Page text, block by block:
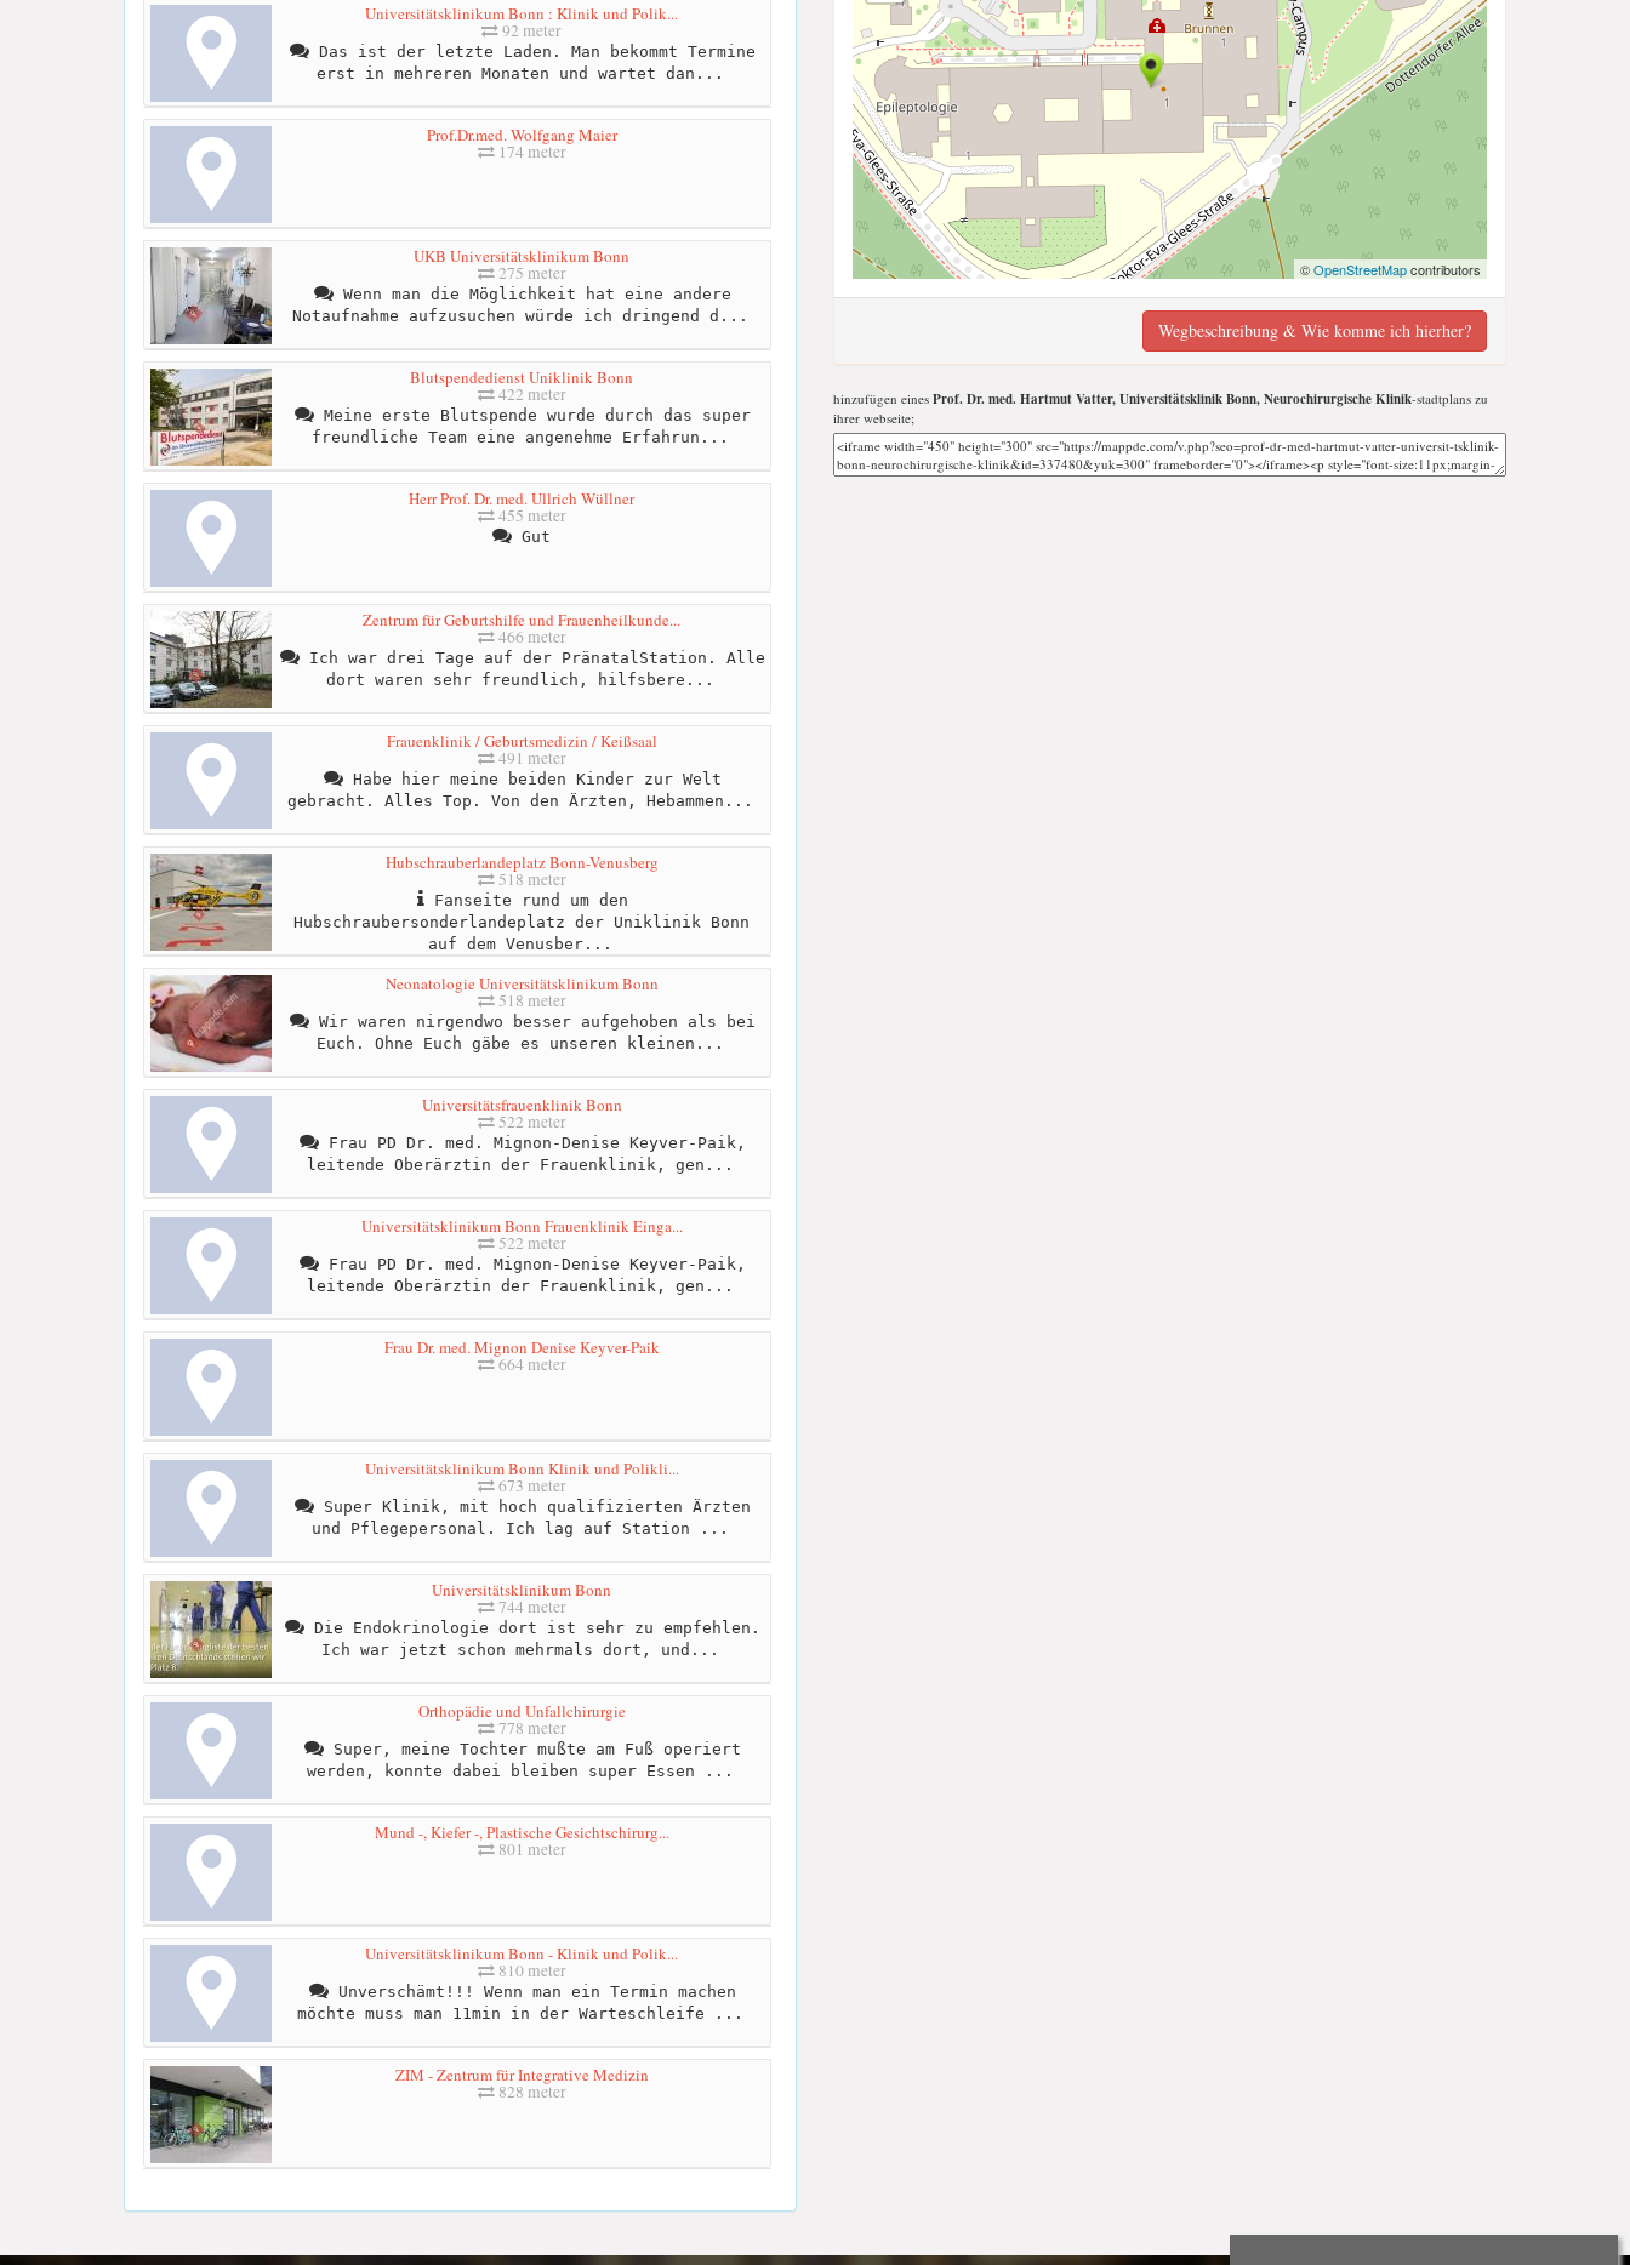
Universitätsklinikum Bonn : Klinik und Polik...
92 meter
Das ist der letzte Laden. Man bekommt Termine
erst in mehreren Monaten und wartet dan...
Prof.Dr.med. Wolfgang Maier
174 meter
UKB Universitätsklinikum Bonn
275 meter
Wenn man die Möglichkeit hat eine andere
Notaufnahme aufzusuchen würde ich dringend d...
Blutspendedienst Uniklinik Bonn
422 meter
Meine erste Blutspende wurde durch das super
freundliche Team eine angenehme Erfahrun...
Herr Prof. Dr. med. Ullrich Wüllner
455 meter
Gut
Zentrum für Geburtshilfe und Frauenheilkunde...
466 meter
Ich war drei Tage auf der PränatalStation. Alle
dort waren sehr freundlich, hilfsbere...
Frauenklinik / Geburtsmedizin / Keißsaal
491 meter
Habe hier meine beiden Kinder zur Welt
gebracht. Alles Top. Von den Ärzten, Hebammen...
Hubschrauberlandeplatz Bonn-Venusberg
518 meter
Fanseite rund um den
Hubschraubersonderlandeplatz der Uniklinik Bonn
auf dem Venusber...
Neonatologie Universitätsklinikum Bonn
518 meter
Wir waren nirgendwo besser aufgehoben als bei
Euch. Ohne Euch gäbe es unseren kleinen...
Universitätsfrauenklinik Bonn
522 meter
Frau PD Dr. med. Mignon-Denise Keyver-Paik,
leitende Oberärztin der Frauenklinik, gen...
Universitätsklinikum Bonn Frauenklinik Einga...
522 meter
Frau PD Dr. med. Mignon-Denise Keyver-Paik,
leitende Oberärztin der Frauenklinik, gen...
Frau Dr. med. Mignon Denise Keyver-Paik
664 meter
Universitätsklinikum Bonn Klinik und Polikli...
673 meter
Super Klinik, mit hoch qualifizierten Ärzten
und Pflegepersonal. Ich lag auf Station ...
Universitätsklinikum Bonn
744 meter
Die Endokrinologie dort ist sehr zu empfehlen.
Ich war jetzt schon mehrmals dort, und...
Orthopädie und Unfallchirurgie
778 meter
Super, meine Tochter mußte am Fuß operiert
werden, konnte dabei bleiben super Essen ...
Mund -, Kiefer -, Plastische Gesichtschirurg...
801 meter
Universitätsklinikum Bonn - Klinik und Polik...
810 meter
Unverschämt!!! Wenn man ein Termin machen
möchte muss man 11min in der Warteschleife ...
ZIM - Zentrum für Integrative Medizin
828 meter
©OpenStreetMapcontributors
Wegbeschreibung & Wie komme ich hierher?
hinzufügen eines Prof. Dr. med. Hartmut Vatter, Universitätsklinik Bonn, Neurochirurgische Klinik-stadtplans zu
ihrer webseite;